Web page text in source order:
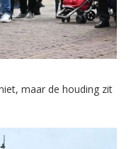
maar de houding zit